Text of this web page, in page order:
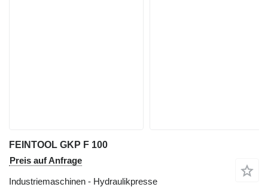
FEINTOOL GKP F 100
Preis auf Anfrage
Industriemaschinen - Hydraulikpresse